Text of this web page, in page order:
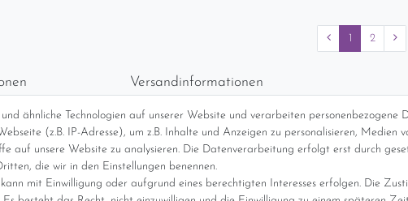
1 2
ähnliche Technologien auf unserer Website und verarbeiten personenbezogene
(z.B. IP-Adresse), um z.B. Inhalte und Anzeigen zu personalisieren, Medien
auf unsere Website zu analysieren. Die Datenverarbeitung erfolgt erst durch
die wir in den Einstellungen benennen.
mit Einwilligung oder aufgrund eines berechtigten Interesses erfolgen. Die
Versandinformationen
kostenfreie Lieferung ab 150 Euro Warenwert
Übersicht Internationale Versandkosten
inkl. MwSt. (Dieser Artikel unterliegt gem. § 25a UStG der